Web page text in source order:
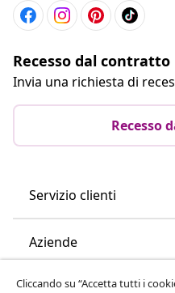
Recesso dal contratto
Invia una richiesta di
Recesso
Servizio clienti
Aziende
vidaXL
Cliccando su “Accetta tutti i